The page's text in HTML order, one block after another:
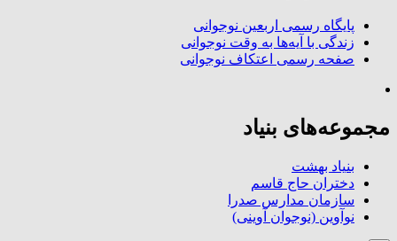
پایگاه رسمی اربعین نوجوانی
زندگی با آیه‌ها به وقت نوجوانی
صفحه رسمی اعتکاف نوجوانی
مجموعه‌های بنیاد
بنیاد بهشت
دختران حاج قاسم
سازمان مدارس صدرا
نوآوین (نوجوان آوینی)